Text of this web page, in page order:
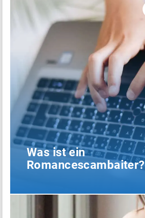
Was ist ein
Romancescambaiter?